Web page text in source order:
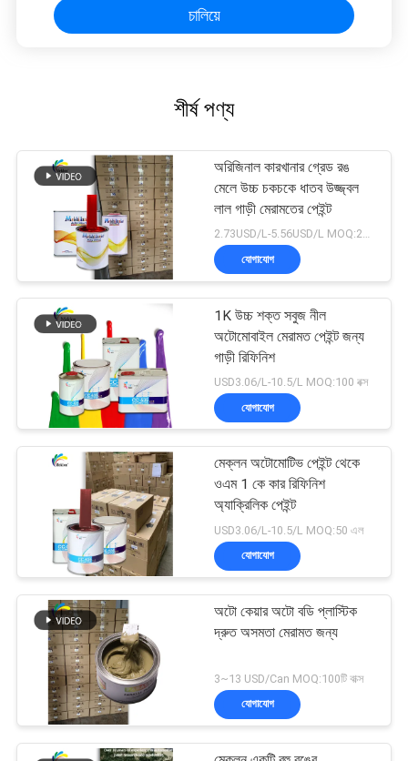
চালিয়ে
শীর্ষ পণ্য
অরিজিনাল কারখানার গ্রেড রঙ
মেলে উচ্চ চকচকে ধাতব উজ্জ্বল
লাল গাড়ী মেরামতের পেইন্ট
2.73USD/L-5.56USD/L MOQ:200 এল
যোগাযোগ
1K উচ্চ শক্ত সবুজ নীল
অটোমোবাইল মেরামত পেইন্ট জন্য
গাড়ী রিফিনিশ
USD3.06/L-10.5/L MOQ:100 বক্স
যোগাযোগ
মেক্লন অটোমোটিভ পেইন্ট থেকে
ওএম 1 কে কার রিফিনিশ
অ্যাক্রিলিক পেইন্ট
USD3.06/L-10.5/L MOQ:50 এল
যোগাযোগ
অটো কেয়ার অটো বডি প্লাস্টিক
দ্রুত অসমতা মেরামত জন্য
3~13 USD/Can MOQ:100টি বাক্স
যোগাযোগ